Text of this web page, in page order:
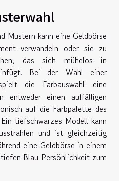
Mustern kann eine Geldbörse
verwandeln oder sie zu
das sich mühelos in
Bei der Wahl einer
die Farbauswahl eine
entweder einen auffälligen
auf die Farbpalette des
tiefschwarzes Modell kann
und ist gleichzeitig
eine Geldbörse in einem
Blau Persönlichkeit zum